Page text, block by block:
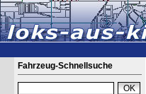
Fahrzeug-Schnellsuche